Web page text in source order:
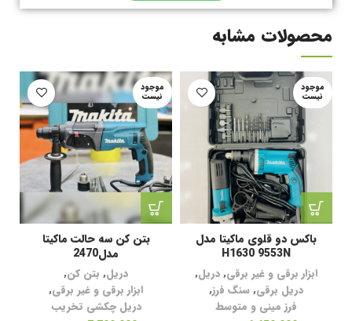
محصولات مشابه
موجود
نیست
باکس دو قلوی ماکیتا مدل
H1630 9553N
ابزار برقی و غیر برقی,دریل,
دریل برقی,سنگ فرز,
فرز مینی و متوسط
موجود
نیست
بتن کن سه حالت ماکیتا
مدل2470
دریل, بتن کن,
ابزار برقی و غیر برقی,
دریل چکشی تخریب